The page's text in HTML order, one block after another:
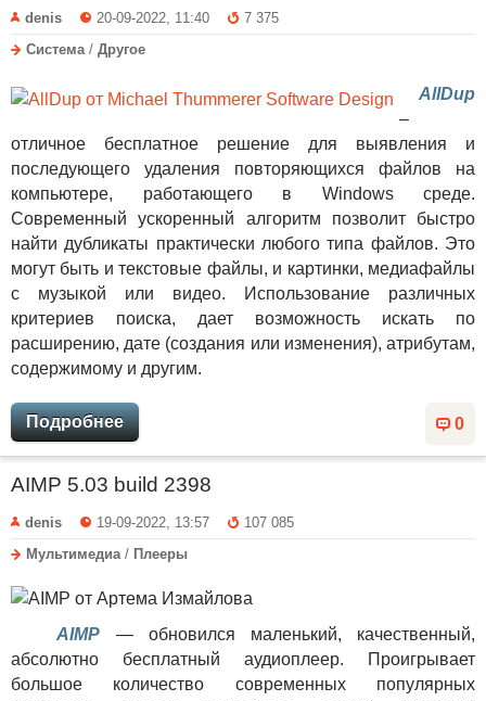
denis 20-09-2022, 11:40
7 375
Система/ Другое
AllDup
–
отличное бесплатное решение для выявления и
последующего удаления повторяющихся файлов на
компьютере, работающего в Windows среде.
Современный ускоренный алгоритм позволит быстро
найти дубликаты практически любого типа файлов. Это
могут быть и текстовые файлы, и картинки, медиафайлы
с музыкой или видео. Использование различных
критериев поиска, дает возможность искать по
расширению, дате (создания или изменения), атрибутам,
содержимому и другим.
0
Подробнее
AIMP 5.03 build 2398
denis 19-09-2022, 13:57
107 085
Мультимедиа / Плееры
AIMP — обновился маленький, качественный,
абсолютно бесплатный аудиоплеер. Проигрывает
большое количество современных популярных